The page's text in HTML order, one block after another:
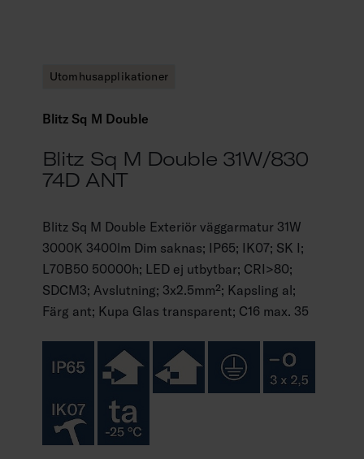
Utomhusapplikationer
Blitz Sq M Double
Blitz Sq M Double 31W/830
74D ANT
Blitz Sq M Double Exteriör väggarmatur 31W
3000K 3400lm Dim saknas; IP65; IK07; SK I;
L70B50 50000h; LED ej utbytbar; CRI>80;
SDCM3; Avslutning; 3x2.5mm²; Kapsling al;
Färg ant; Kupa Glas transparent; C16 max. 35